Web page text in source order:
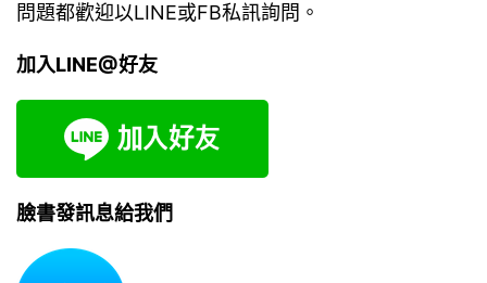
問題都歡迎以LINE或FB私訊詢問。
加入LINE@好友
臉書發訊息給我們